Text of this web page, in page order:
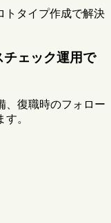
トタイプ作成で解決
ェック運用で
、復職時のフォロー
。